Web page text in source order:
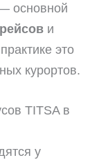
основной
и
это
курортов.
TITSA в
у